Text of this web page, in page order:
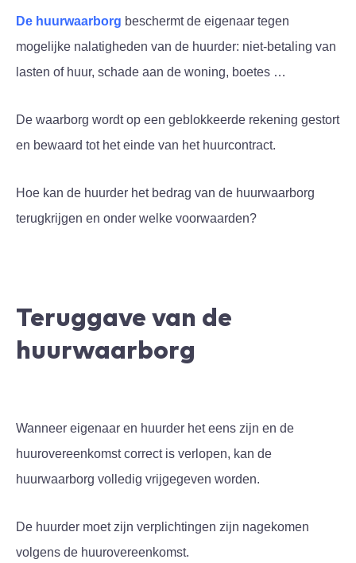
De huurwaarborg beschermt de eigenaar tegen
mogelijke nalatigheden van de huurder: niet-betaling van
lasten of huur, schade aan de woning, boetes …
De waarborg wordt op een geblokkeerde rekening gestort
en bewaard tot het einde van het huurcontract.
Hoe kan de huurder het bedrag van de huurwaarborg
terugkrijgen en onder welke voorwaarden?
Teruggave van de
huurwaarborg
Wanneer eigenaar en huurder het eens zijn en de
huurovereenkomst correct is verlopen, kan de
huurwaarborg volledig vrijgegeven worden.
De huurder moet zijn verplichtingen zijn nagekomen
volgens de huurovereenkomst.